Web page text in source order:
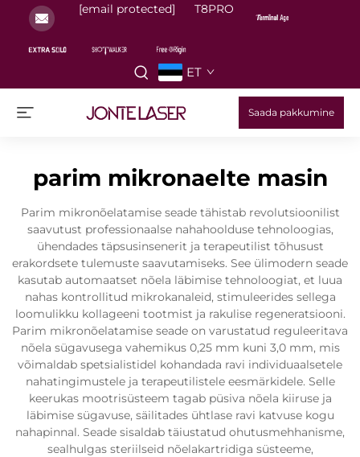
[email protected] T8PRO
ET
Saada pakkumine
parim mikronaelte masin
Parim mikronõelatamise seade tähistab revolutsioonilist
saavutust professionaalse nahahoolduse tehnoloogias,
ühendades täpsusinsenerit ja terapeutilist tõhusust
erakordsete tulemuste saavutamiseks. See ülimodern seade
kasutab automaatset nõela läbimise tehnoloogiat, et luua
nahas kontrollitud mikrokanaleid, stimuleerides sellega
loomulikku kollageeni tootmist ja rakulise regeneratsiooni.
Parim mikronõelatamise seade on varustatud reguleeritava
nõela sügavusega vahemikus 0,25 mm kuni 3,0 mm, mis
võimaldab spetsialistidel kohandada ravi individuaalsetele
nahatingimustele ja terapeutilistele eesmärkidele. Selle
keerukas mootrisüsteem tagab püsiva nõela kiiruse ja
läbimise sügavuse, säilitades ühtlase ravi katvuse kogu
nahapinnal. Seade sisaldab täiustatud ohutusmehhanisme,
sealhulgas steriilseid nõelakartridiga süsteeme,